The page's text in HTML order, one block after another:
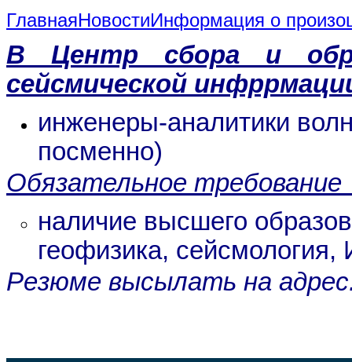
ГлавнаяНовостиИнформация о
В Центр сбора и
сейсмической
инженеры-аналитики
посменно)
Обязательное
наличие высшего
геофизика, сейсмология,
Резюме высылать на